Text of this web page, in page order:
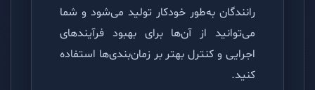
رانندگان به‌طور خودکار تولید می‌شود و شما
می‌توانید از آن‌ها برای بهبود فرآیندهای
اجرایی و کنترل بهتر بر زمان‌بندی‌ها استفاده
کنید.